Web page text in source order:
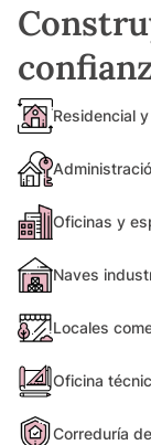
Residencial
Oficinas y
Naves
Locales
Oficina
Correduría